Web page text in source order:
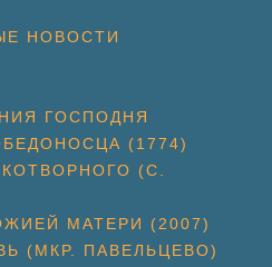
НОВОСТИ
ГОСПОДНЯ
(1774)
(С.
МАТЕРИ (2007)
(МКР. ПАВЕЛЬЦЕВО)